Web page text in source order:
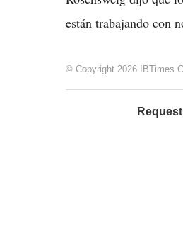
están trabajando con
© Copyright 2026 IBTimes